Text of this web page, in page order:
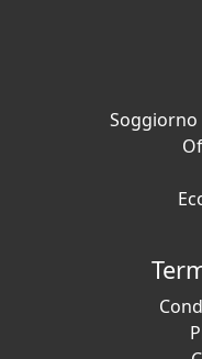
Soggiorno